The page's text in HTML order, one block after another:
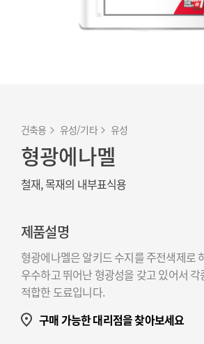
건축용 유성/기타 유성
형광에나멜
철재, 목재의 내부표식용
제품설명
형광에나멜은 알키드 수지를 주전색제로
우수하고 뛰어난 형광성을 갖고 있어서
적합한 도료입니다.
구매 가능한 대리점을 찾아보세요